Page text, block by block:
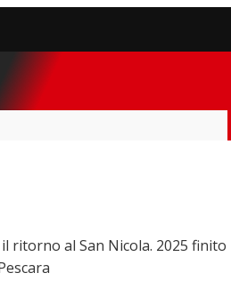
ritorno al San Nicola. 2025 finito